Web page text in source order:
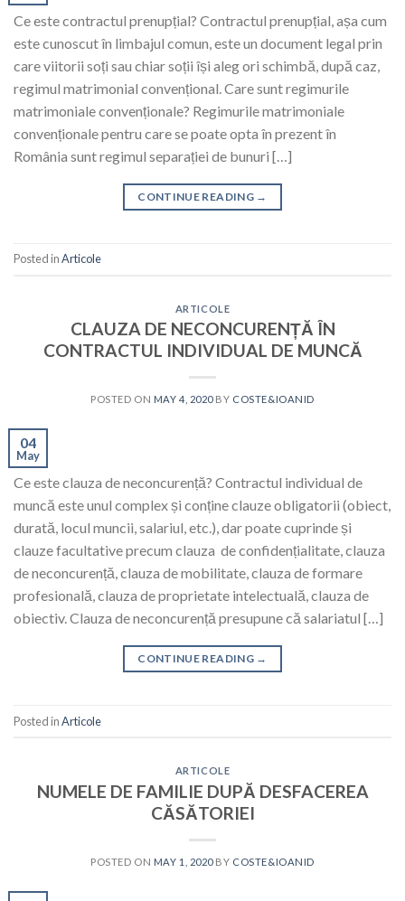
Ce este contractul prenupțial? Contractul prenupțial, așa cum
este cunoscut în limbajul comun, este un document legal prin
care viitorii soți sau chiar soții își aleg ori schimbă, după caz,
regimul matrimonial convențional. Care sunt regimurile
matrimoniale convenționale? Regimurile matrimoniale
convenționale pentru care se poate opta în prezent în
România sunt regimul separației de bunuri […]
CONTINUE READING →
Posted inArticole
ARTICOLE
CLAUZA DE NECONCURENȚĂ ÎN
CONTRACTUL INDIVIDUAL DE MUNCĂ
POSTED ON MAY 4, 2020BY COSTE&IOANID
04
May
Ce este clauza de neconcurență? Contractul individual de
muncă este unul complex și conține clauze obligatorii (obiect,
durată, locul muncii, salariul, etc.), dar poate cuprinde și
clauze facultative precum clauza de confidențialitate, clauza
de neconcurență, clauza de mobilitate, clauza de formare
profesională, clauza de proprietate intelectuală, clauza de
obiectiv. Clauza de neconcurență presupune că salariatul […]
CONTINUE READING →
Posted inArticole
ARTICOLE
NUMELE DE FAMILIE DUPĂ DESFACEREA
CĂSĂTORIEI
POSTED ON MAY 1, 2020BY COSTE&IOANID